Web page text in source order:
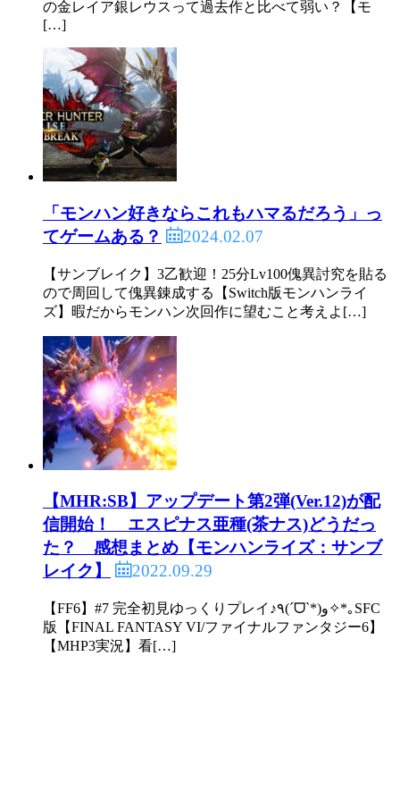
の金レイア銀レウスって過去作と比べて弱い？【モ
[…]
「モンハン好きならこれもハマるだろう」っ
てゲームある？
2024.02.07
【サンブレイク】3乙歓迎！25分Lv100傀異討究を貼る
ので周回して傀異錬成する【Switch版モンハンライ
ズ】暇だからモンハン次回作に望むこと考えよ[…]
【MHR:SB】アップデート第2弾(Ver.12)が配
信開始！ エスピナス亜種(茶ナス)どうだっ
た？ 感想まとめ【モンハンライズ：サンブ
レイク】
2022.09.29
【FF6】#7 完全初見ゆっくりプレイ♪٩(ˊᗜˋ*)و✧*｡SFC
版【FINAL FANTASY VI/ファイナルファンタジー6】
【MHP3実況】看[…]